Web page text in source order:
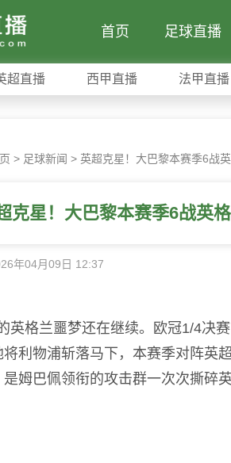
首页 足球直播
超直播 西甲直播 法甲直播
> 足球新闻 > 英超克星！大巴黎本赛季6战
克星！大巴黎本赛季6战英
年04月09日 12:37
格兰噩梦还在继续。欧冠1/4决赛
将利物浦斩落马下，本赛季对阵英
姆巴佩领衔的攻击群一次次撕碎